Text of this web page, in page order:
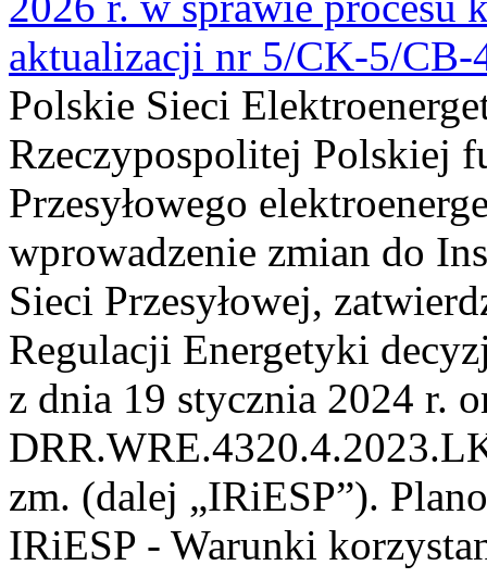
aktualizacji nr 5/CK-5/CB-
Polskie Sieci
Rzeczypospolitej Polskiej
Przesyłowego
wprowadzenie zmian do
Sieci Przesyłowej,
Regulacji Energetyki
z dnia 19 stycznia 2024 r.
zm. (dalej „IRiESP”).
IRiESP - Warunki